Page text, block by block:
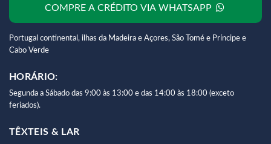
COMPRE A CRÉDITO VIA WHATSAPP
Portugal continental, ilhas da Madeira e Açores, São Tomé e Príncipe e
Cabo Verde
HORÁRIO:
Segunda a Sábado das 9:00 às 13:00 e das 14:00 às 18:00 (exceto
feriados).
TÊXTEIS & LAR